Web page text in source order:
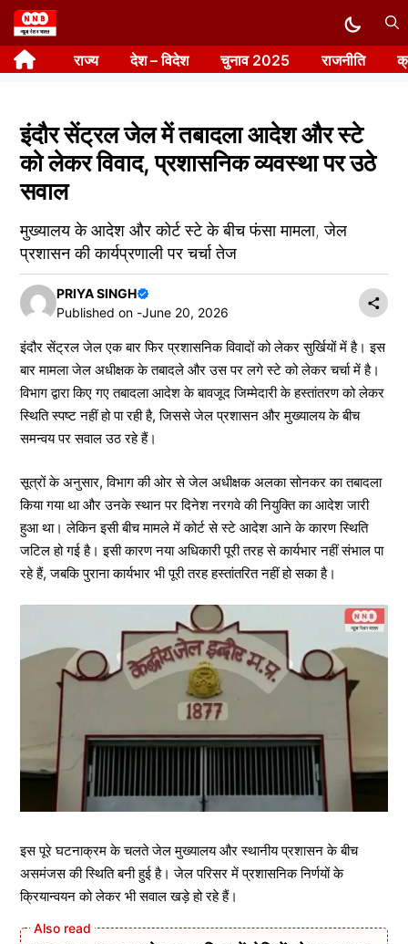
Skip
to
content राज्य देश – विदेश चुनाव 2025 राजनीति
इंदौर सेंट्रल जेल में तबादला आदेश और स्टे
को लेकर विवाद, प्रशासनिक व्यवस्था पर उठे
सवाल
मुख्यालय के आदेश और कोर्ट स्टे के बीच फंसा मामला, जेल
प्रशासन की कार्यप्रणाली पर चर्चा तेज
PRIYA SINGH
Published on -June 20, 2026
इंदौर सेंट्रल जेल एक बार फिर प्रशासनिक विवादों को लेकर सुर्खियों में है। इस
बार मामला जेल अधीक्षक के तबादले और उस पर लगे स्टे को लेकर चर्चा में है।
विभाग द्वारा किए गए तबादला आदेश के बावजूद जिम्मेदारी के हस्तांतरण को लेकर
स्थिति स्पष्ट नहीं हो पा रही है, जिससे जेल प्रशासन और मुख्यालय के बीच
समन्वय पर सवाल उठ रहे हैं।
सूत्रों के अनुसार, विभाग की ओर से जेल अधीक्षक अलका सोनकर का तबादला
किया गया था और उनके स्थान पर दिनेश नरगवे की नियुक्ति का आदेश जारी
हुआ था। लेकिन इसी बीच मामले में कोर्ट से स्टे आदेश आने के कारण स्थिति
जटिल हो गई है। इसी कारण नया अधिकारी पूरी तरह से कार्यभार नहीं संभाल पा
रहे हैं, जबकि पुराना कार्यभार भी पूरी तरह हस्तांतरित नहीं हो सका है।
इस पूरे घटनाक्रम के चलते जेल मुख्यालय और स्थानीय प्रशासन के बीच
असमंजस की स्थिति बनी हुई है। जेल परिसर में प्रशासनिक निर्णयों के
क्रियान्वयन को लेकर भी सवाल खड़े हो रहे हैं।